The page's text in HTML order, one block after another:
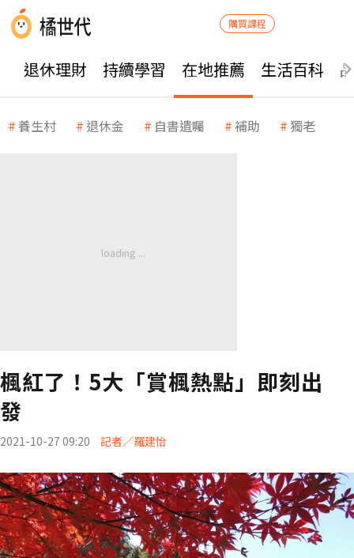
購買課程
退休理財 持續學習 在地推薦 生活百科
養生村 退休金 自書遺囑 補助 獨老
楓紅了！5大「賞楓熱點」即刻出
發
2021-10-27 09:20 記者／羅建怡